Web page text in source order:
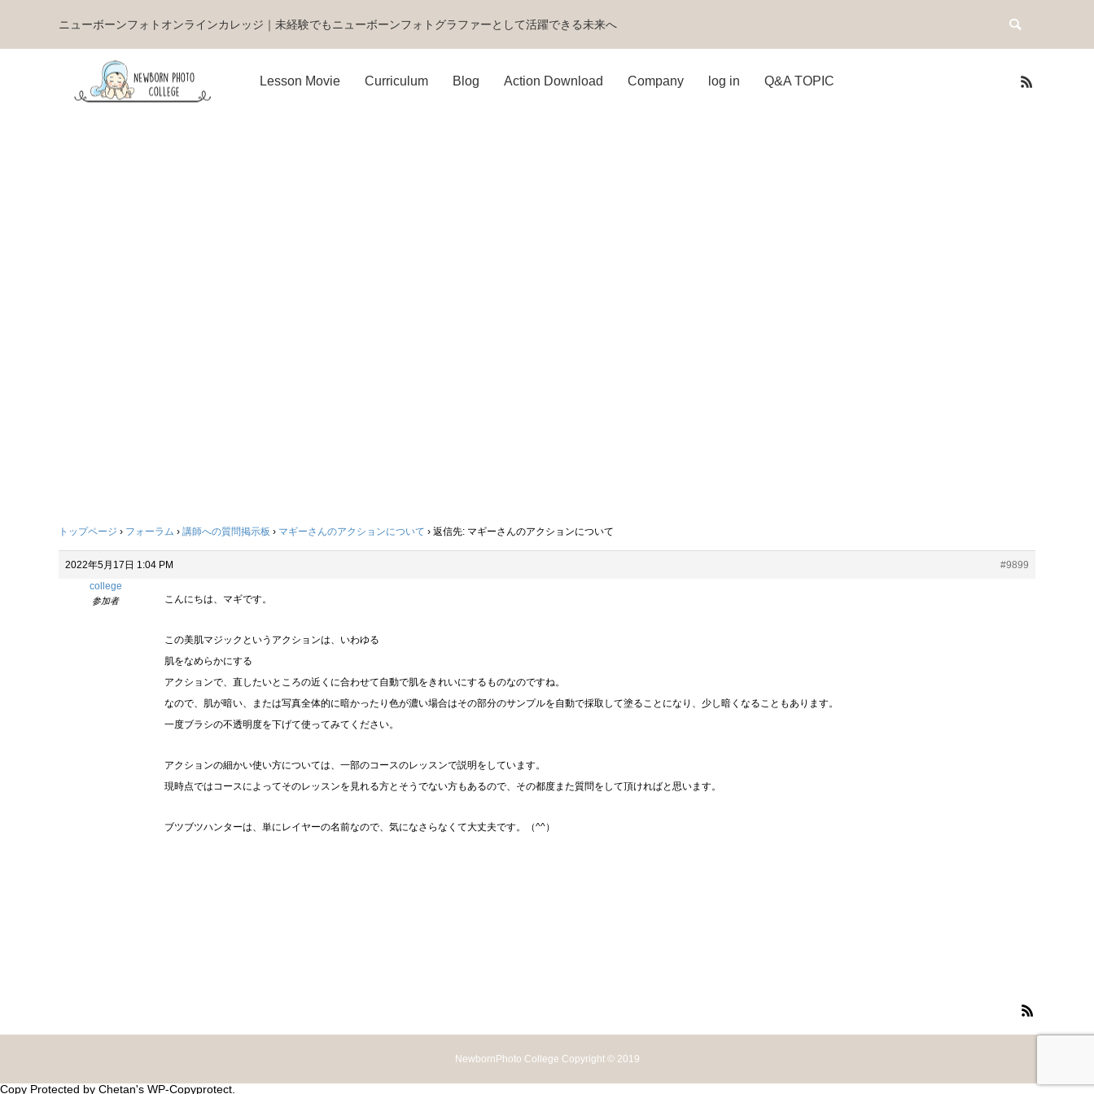
ニューボーンフォトオンラインカレッジ｜未経験でもニューボーンフォトグラファーとして活躍できる未来へ
Lesson Movie Curriculum Blog Action Download Company log in Q&A TOPIC
トップページ › フォーラム › 講師への質問掲示板 › マギーさんのアクションについて › 返信先: マギーさんのアクションについて
2022年5月17日 1:04 PM
#9899
college
参加者 こんにちは、マギです。
この美肌マジックというアクションは、いわゆる
肌をなめらかにする
アクションで、直したいところの近くに合わせて自動で肌をきれいにするものなのですね。
なので、肌が暗い、または写真全体的に暗かったり色が濃い場合はその部分のサンプルを自動で採取して塗ることになり、少し暗くなることもあります。
一度ブラシの不透明度を下げて使ってみてください。
アクションの細かい使い方については、一部のコースのレッスンで説明をしています。
現時点ではコースによってそのレッスンを見れる方とそうでない方もあるので、その都度また質問をして頂ければと思います。
ブツブツハンターは、単にレイヤーの名前なので、気になさらなくて大丈夫です。（^^）
NewbornPhoto College Copyright © 2019
Copy Protected by Chetan's WP-Copyprotect